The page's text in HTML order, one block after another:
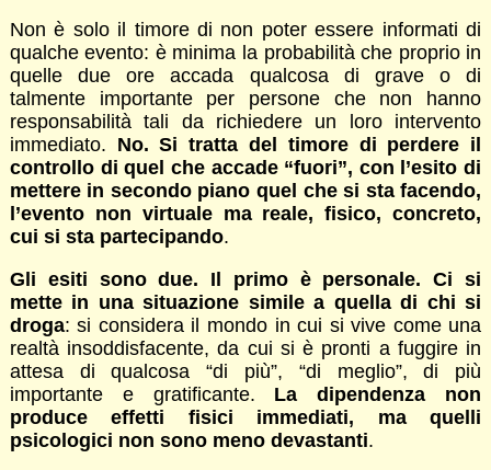
Non è solo il timore di non poter essere informati di
qualche evento: è minima la probabilità che proprio in
quelle due ore accada qualcosa di grave o di
talmente importante per persone che non hanno
responsabilità tali da richiedere un loro intervento
immediato. No. Si tratta del timore di perdere il
controllo di quel che accade “fuori”, con l’esito di
mettere in secondo piano quel che si sta facendo,
l’evento non virtuale ma reale, fisico, concreto,
cui si sta partecipando.
Gli esiti sono due. Il primo è personale. Ci si
mette in una situazione simile a quella di chi si
droga: si considera il mondo in cui si vive come una
realtà insoddisfacente, da cui si è pronti a fuggire in
attesa di qualcosa “di più”, “di meglio”, di più
importante e gratificante. La dipendenza non
produce effetti fisici immediati, ma quelli
psicologici non sono meno devastanti.